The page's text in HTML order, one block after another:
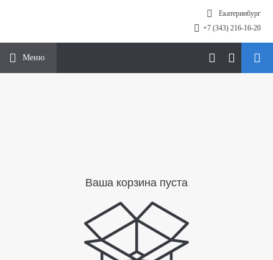
Екатеринбург
+7 (343) 216-16-20
Меню
Ваша корзина пуста